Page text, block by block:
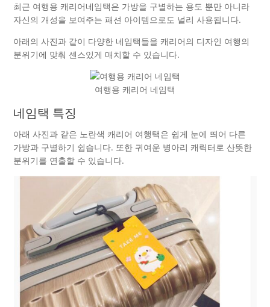
최근 여행용 캐리어네임택은 가방을 구별하는 용도 뿐만 아니라
자신의 개성을 보여주는 패션 아이템으로도 널리 사용됩니다.
아래의 사진과 같이 다양한 네임택들을 캐리어의 디자인 여행의
분위기에 맞춰 센스있게 매치할 수 있습니다.
여행용 캐리어 네임택
네임택 특징
아래 사진과 같은 노란색 캐리어 여행택은 쉽게 눈에 띄어 다른
가방과 구별하기 쉽습니다. 또한 귀여운 병아리 캐릭터로 산뜻한
분위기를 연출할 수 있습니다.